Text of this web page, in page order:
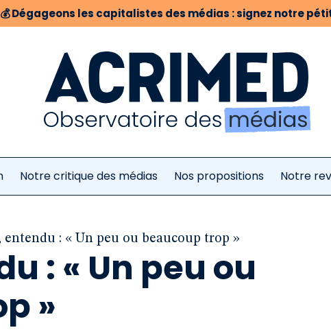
💰Dégageons les capitalistes des médias : signez notre
Notre critique des médias Nos propositions Notre
entendu : « Un peu ou beaucoup trop »
: « Un peu ou
»